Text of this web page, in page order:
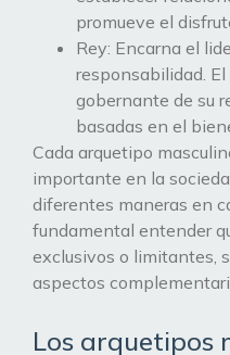
promueve el
Rey: Encarna el
responsabilidad.
gobernante de su
basadas en el
Cada arquetipo
importante en la
diferentes maneras en
fundamental entender
exclusivos o limitantes,
aspectos
Los arquetipos